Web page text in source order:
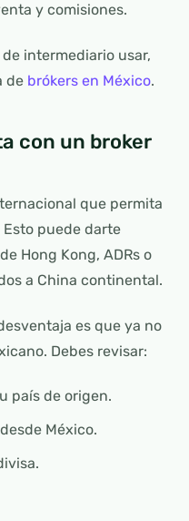
y comisiones.
intermediario usar,
de brókers en México.
con un broker
que permita
puede darte
Hong Kong, ADRs o
a China continental.
es que ya no
Debes revisar:
país de origen.
México.